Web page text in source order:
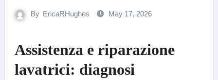
By EricaRHughes May 17, 2026
Assistenza e riparazione
lavatrici: diagnosi